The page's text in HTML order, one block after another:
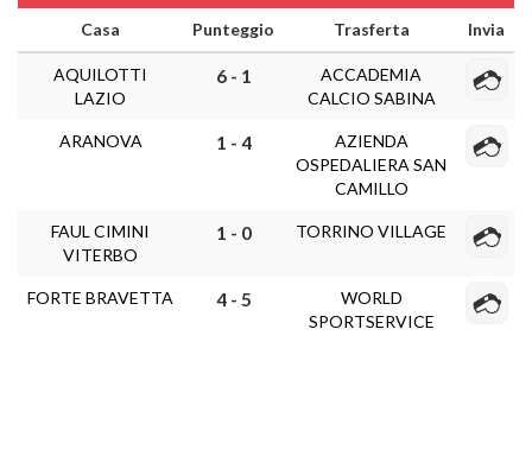
Casa
Punteggio Trasferta Invia
AQUILOTTI
LAZIO
6 - 1
ACCADEMIA
CALCIO SABINA
ARANOVA 1 - 4
AZIENDA
OSPEDALIERA SAN
CAMILLO
FAUL CIMINI
VITERBO
1 - 0 TORRINO VILLAGE
FORTE BRAVETTA 4 - 5
WORLD
SPORTSERVICE